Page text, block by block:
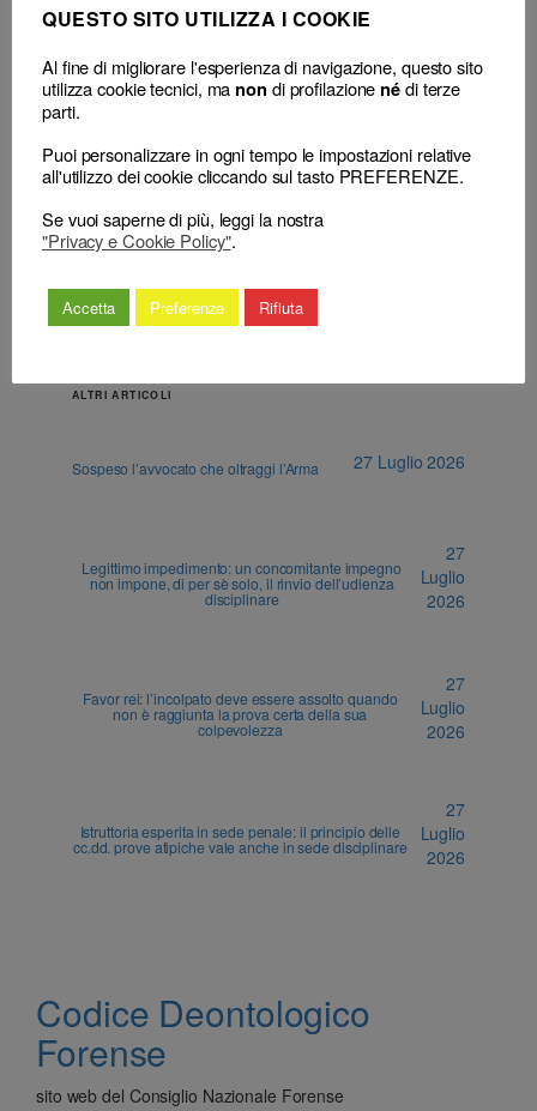
← L’omessa motivazione circa i criteri per la
scelta della sanzione disciplinare irrogata
ovvero per la quantificazione della durata
false
informazioni al
ALTRI ARTICOLI
Sospeso l’avvocato che oltraggi l’Arma 27 Luglio 2026
Legittimo impedimento: un concomitante impegno
non impone, di per sè solo, il rinvio dell’udienza
disciplinare
27
Luglio
2026
Favor rei: l’incolpato deve essere assolto quando
non è raggiunta la prova certa della sua
colpevolezza
27
Luglio
2026
Istruttoria esperita in sede penale: il principio delle
cc.dd. prove atipiche vale anche in sede disciplinare
27
Luglio
2026
Codice Deontologico
Forense
sito web del Consiglio Nazionale Forense
QUESTO SITO UTILIZZA I COOKIE
Al fine di migliorare l'esperienza di navigazione, questo sito
utilizza cookie tecnici, ma non di profilazione nédi terze
parti.
Puoi personalizzare in ogni tempo le impostazioni relative
all'utilizzo dei cookie cliccando sul tasto PREFERENZE.
Se vuoi saperne di più, leggi la nostra
"Privacy e Cookie Policy".
Accetta Preferenze Rifiuta